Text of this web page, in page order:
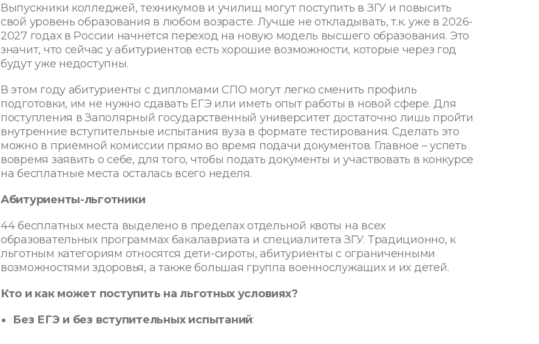
Выпускники колледжей, техникумов и училищ могут поступить в ЗГУ и повысить
свой уровень образования в любом возрасте. Лучше не откладывать, т.к. уже в 2026-
2027 годах в России начнётся переход на новую модель высшего образования. Это
значит, что сейчас у абитуриентов есть хорошие возможности, которые через год
будут уже недоступны.
В этом году абитуриенты с дипломами СПО могут легко сменить профиль
подготовки, им не нужно сдавать ЕГЭ или иметь опыт работы в новой сфере. Для
поступления в Заполярный государственный университет достаточно лишь пройти
внутренние вступительные испытания вуза в формате тестирования. Сделать это
можно в приемной комиссии прямо во время подачи документов. Главное – успеть
вовремя заявить о себе, для того, чтобы подать документы и участвовать в конкурсе
на бесплатные места осталась всего неделя.
Абитуриенты-льготники
44 бесплатных места выделено в пределах отдельной квоты на всех
образовательных программах бакалавриата и специалитета ЗГУ. Традиционно, к
льготным категориям относятся дети-сироты, абитуриенты с ограниченными
возможностями здоровья, а также большая группа военнослужащих и их детей.
Кто и как может поступить на льготных условиях?
Без ЕГЭ и без вступительных испытаний: